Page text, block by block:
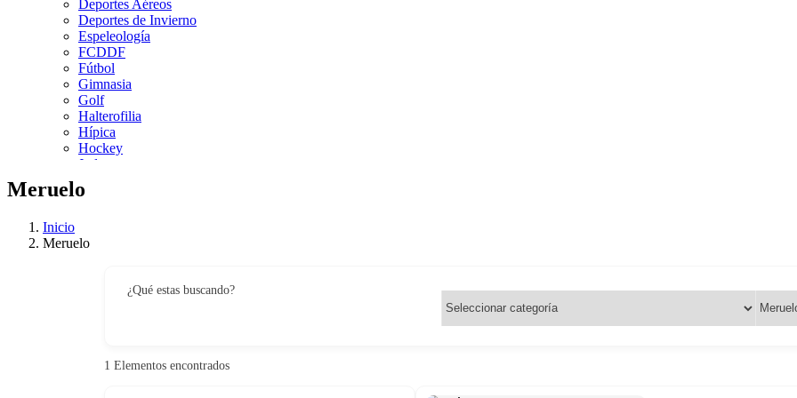
Deportes Aéreos
Deportes de Invierno
Espeleología
FCDDF
Fútbol
Gimnasia
Golf
Halterofilia
Hípica
Hockey
Judo
Kickboxing
Pádel
Squash
Meruelo
Inicio
Meruelo
¿Qué estas buscando?
1 Elementos encontrados